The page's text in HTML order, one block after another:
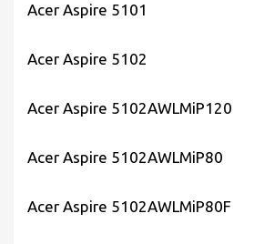
Acer Aspire 5101
Acer Aspire 5102
Acer Aspire 5102AWLMiP120
Acer Aspire 5102AWLMiP80
Acer Aspire 5102AWLMiP80F